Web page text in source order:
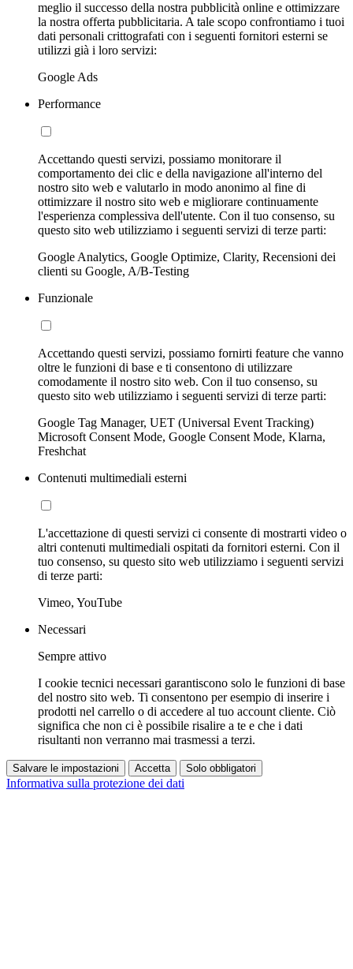
meglio il successo della nostra pubblicità online e ottimizzare
la nostra offerta pubblicitaria. A tale scopo confrontiamo i tuoi
dati personali crittografati con i seguenti fornitori esterni se
utilizzi già i loro servizi:
Google Ads
Performance
Accettando questi servizi, possiamo monitorare il
comportamento dei clic e della navigazione all'interno del
nostro sito web e valutarlo in modo anonimo al fine di
ottimizzare il nostro sito web e migliorare continuamente
l'esperienza complessiva dell'utente. Con il tuo consenso, su
questo sito web utilizziamo i seguenti servizi di terze parti:
Google Analytics, Google Optimize, Clarity, Recensioni dei
clienti su Google, A/B-Testing
Funzionale
Accettando questi servizi, possiamo fornirti feature che vanno
oltre le funzioni di base e ti consentono di utilizzare
comodamente il nostro sito web. Con il tuo consenso, su
questo sito web utilizziamo i seguenti servizi di terze parti:
Google Tag Manager, UET (Universal Event Tracking)
Microsoft Consent Mode, Google Consent Mode, Klarna,
Freshchat
Contenuti multimediali esterni
L'accettazione di questi servizi ci consente di mostrarti video o
altri contenuti multimediali ospitati da fornitori esterni. Con il
tuo consenso, su questo sito web utilizziamo i seguenti servizi
di terze parti:
Vimeo, YouTube
Necessari
Sempre attivo
I cookie tecnici necessari garantiscono solo le funzioni di base
del nostro sito web. Ti consentono per esempio di inserire i
prodotti nel carrello o di accedere al tuo account cliente. Ciò
significa che non ci è possibile risalire a te e che i dati
risultanti non verranno mai trasmessi a terzi.
Salvare le impostazioni Accetta Solo obbligatori
Informativa sulla protezione dei dati